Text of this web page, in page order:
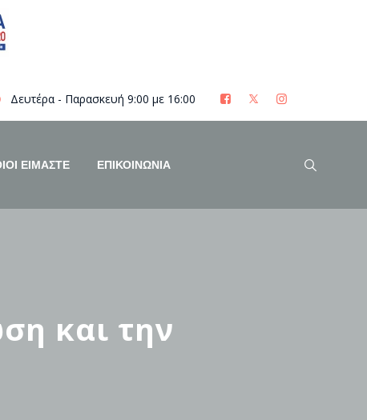
Δευτέρα - Παρασκευή 9:00 με 16:00
ΕΊΜΑΣΤΕ ΕΠΙΚΟΙΝΩΝΙΑ
και την